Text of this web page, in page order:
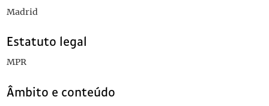
Madrid
Estatuto legal
MPR
Âmbito e conteúdo